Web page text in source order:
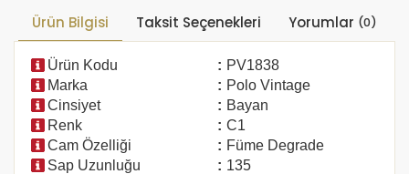
Ürün Bilgisi Taksit Seçenekleri Yorumlar (0)
Ürün Kodu : PV1838
Marka
: Polo Vintage
Cinsiyet
: Bayan
Renk
: C1
Cam Özelliği
: Füme Degrade
Sap Uzunluğu
: 135